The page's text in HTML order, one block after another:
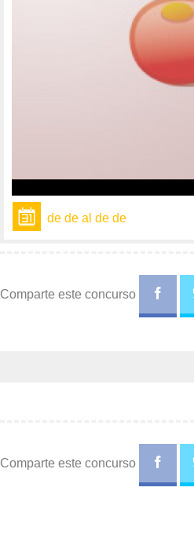
de de al de de
Comparte este concurso
Comparte este concurso